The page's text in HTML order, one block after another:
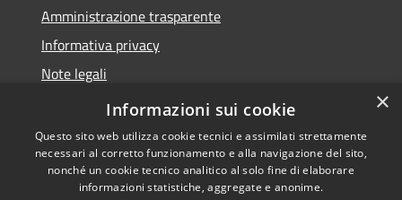
Amministrazione trasparente
Informativa privacy
Note legali
Dichiarazione di accessibilità
Copyright © 2026 • Comune di
×
Informazioni sui cookie
Questo sito web utilizza cookie tecnici e assimilati strettamente
necessari al corretto funzionamento e alla navigazione del sito,
nonché un cookie tecnico analitico al solo fine di elaborare
informazioni statistiche, aggregate e anonime.